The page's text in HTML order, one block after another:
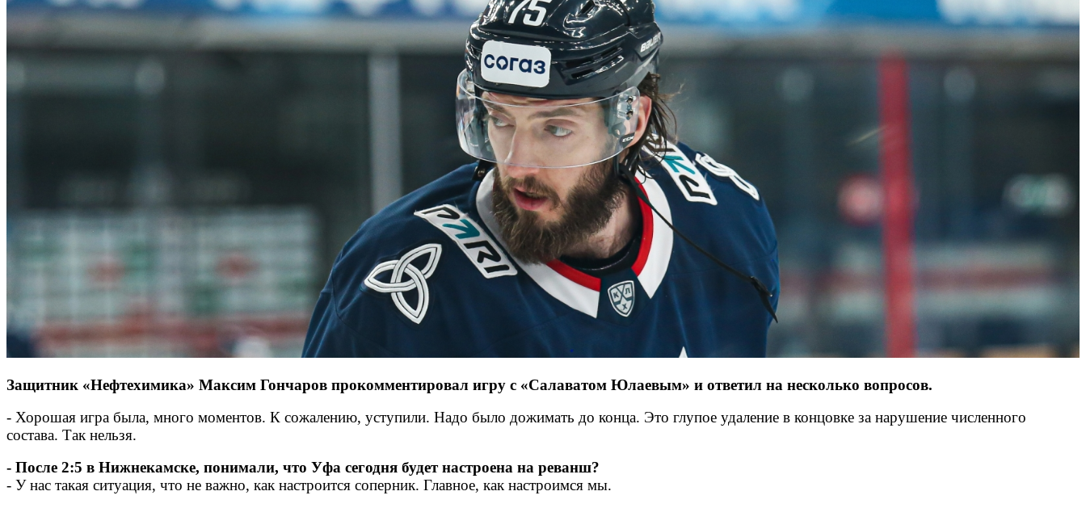
Защитник «Нефтехимика» Максим Гончаров прокомментировал игру с «Салаватом Юлаевым» и ответил на несколько вопросов.
- Хорошая игра была, много моментов. К сожалению, уступили. Надо было дожимать до конца. Это глупое удаление в концовке за нарушение численного
состава. Так нельзя.
- После 2:5 в Нижнекамске, понимали, что Уфа сегодня будет настроена на реванш?
- У нас такая ситуация, что не важно, как настроится соперник. Главное, как настроимся мы.